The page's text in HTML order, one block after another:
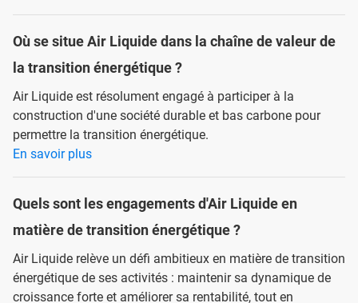
Où se situe Air Liquide dans la chaîne de valeur de
la transition énergétique ?
Air Liquide est résolument engagé à participer à la
construction d'une société durable et bas carbone pour
permettre la transition énergétique.
En savoir plus
Quels sont les engagements d'Air Liquide en
matière de transition énergétique ?
Air Liquide relève un défi ambitieux en matière de transition
énergétique de ses activités : maintenir sa dynamique de
croissance forte et améliorer sa rentabilité, tout en